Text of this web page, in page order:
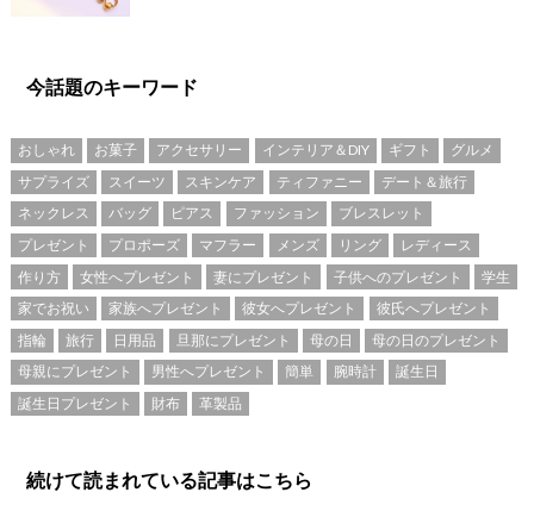
今話題のキーワード
おしゃれ お菓子 アクセサリー インテリア＆DIY ギフト
グルメ
サプライズ
スイーツ スキンケア ティファニー
デート＆旅行
ネックレス
バッグ ピアス ファッション
ブレスレット
プレゼント
プロポーズ マフラー メンズ リング
レディース
作り方
女性へプレゼント 妻にプレゼント 子供へのプレゼント
学生
家でお祝い
家族へプレゼント 彼女へプレゼント
彼氏へプレゼント
指輪
旅行 日用品 旦那にプレゼント 母の日
母の日のプレゼント
母親にプレゼント
男性へプレゼント 簡単 腕時計
誕生日
誕生日プレゼント
財布 革製品
続けて読まれている記事はこちら